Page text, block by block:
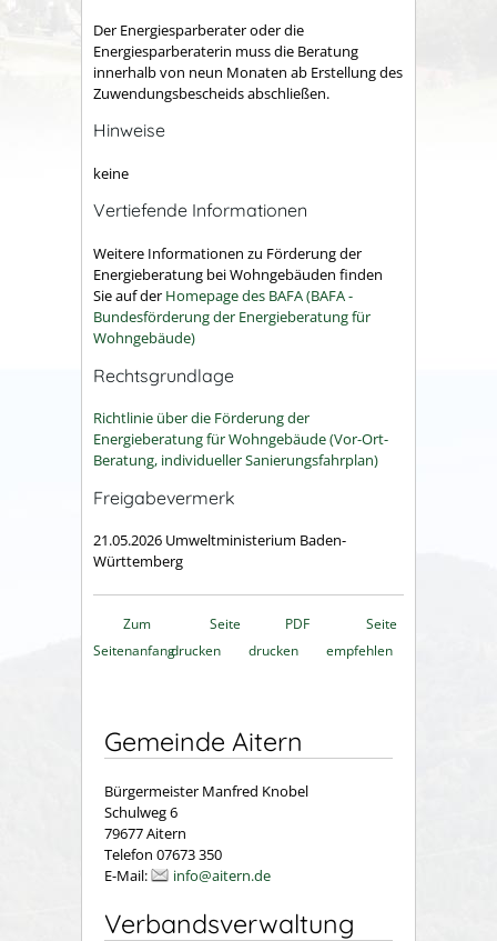
Der Energiesparberater oder die
Energiesparberaterin muss die Beratung
innerhalb von neun Monaten ab Erstellung des
Zuwendungsbescheids abschließen.
Hinweise
keine
Vertiefende Informationen
Weitere Informationen zu Förderung der
Energieberatung bei Wohngebäuden finden
Sie auf der Homepage des BAFA (BAFA -
Bundesförderung der Energieberatung für
Wohngebäude)
Rechtsgrundlage
Richtlinie über die Förderung der
Energieberatung für Wohngebäude (Vor-Ort-
Beratung, individueller Sanierungsfahrplan)
Freigabevermerk
21.05.2026 Umweltministerium Baden-
Württemberg
Zum
Seitenanfang
Seite
drucken
PDF
drucken
Seite
empfehlen
Gemeinde Aitern
Bürgermeister Manfred Knobel
Schulweg 6
79677 Aitern
Telefon 07673 350
E-Mail:
info@aitern.de
Verbandsverwaltung